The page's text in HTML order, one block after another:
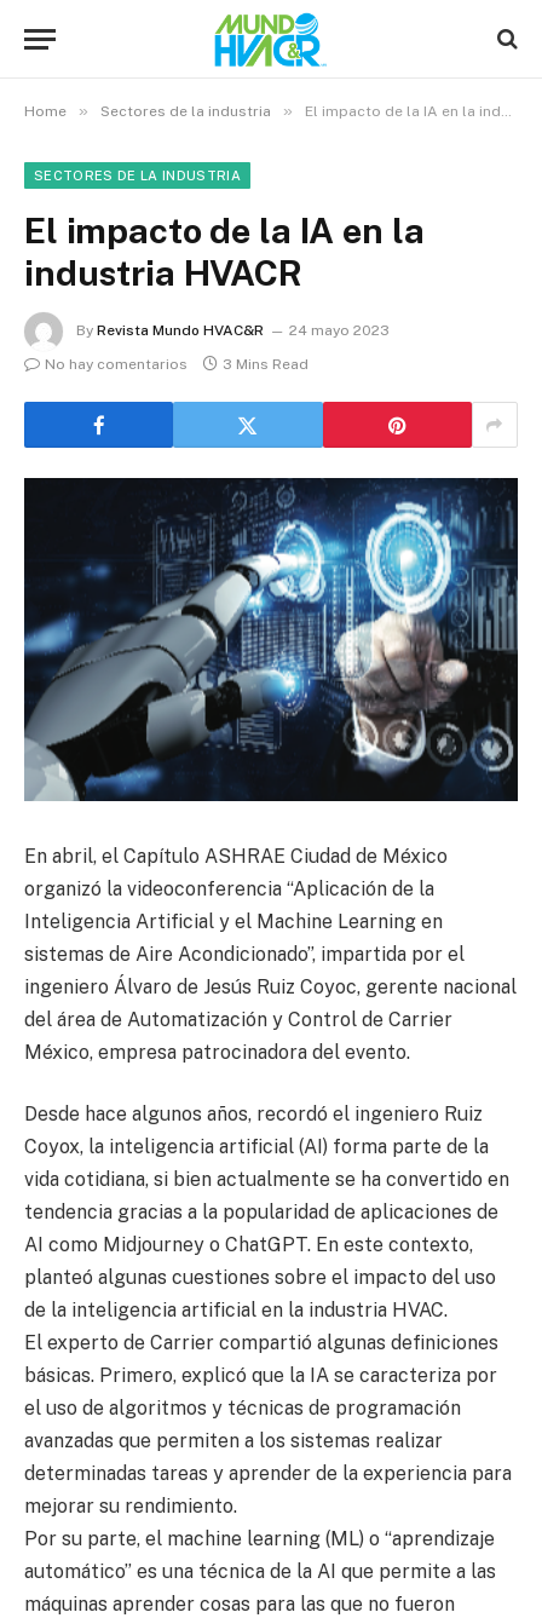
Home » Sectores de la industria » El impacto de la IA en la industria HVACR
SECTORES DE LA INDUSTRIA
El impacto de la IA en la
industria HVACR
By Revista Mundo HVAC&R
24 mayo 2023
No hay comentarios
3 Mins Read
En abril, el Capítulo ASHRAE Ciudad de México
organizó la videoconferencia “Aplicación de la
Inteligencia Artificial y el Machine Learning en
sistemas de Aire Acondicionado”, impartida por el
ingeniero Álvaro de Jesús Ruiz Coyoc, gerente nacional
del área de Automatización y Control de Carrier
México, empresa patrocinadora del evento.
Desde hace algunos años, recordó el ingeniero Ruiz
Coyox, la inteligencia artificial (AI) forma parte de la
vida cotidiana, si bien actualmente se ha convertido en
tendencia gracias a la popularidad de aplicaciones de
AI como Midjourney o ChatGPT. En este contexto,
planteó algunas cuestiones sobre el impacto del uso
de la inteligencia artificial en la industria HVAC.
El experto de Carrier compartió algunas definiciones
básicas. Primero, explicó que la IA se caracteriza por
el uso de algoritmos y técnicas de programación
avanzadas que permiten a los sistemas realizar
determinadas tareas y aprender de la experiencia para
mejorar su rendimiento.
Por su parte, el machine learning (ML) o “aprendizaje
automático” es una técnica de la AI que permite a las
máquinas aprender cosas para las que no fueron